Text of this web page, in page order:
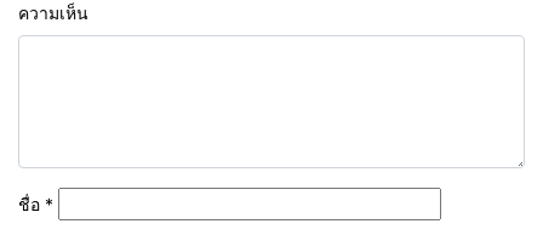
ความเห็น
ชื่อ *